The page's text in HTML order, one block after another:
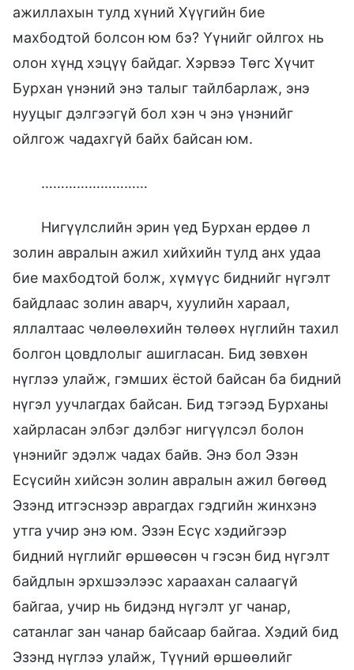
ажиллахын тулд хүний Хүүгийн бие
махбодтой болсон юм бэ? Үүнийг ойлгох нь
олон хүнд хэцүү байдаг. Хэрвээ Төгс Хүчит
Бурхан үнэний энэ талыг тайлбарлаж, энэ
нууцыг дэлгээгүй бол хэн ч энэ үнэнийг
ойлгож чадахгүй байх байсан юм.
………………………
Нигүүлслийн эрин үед Бурхан ердөө л
золин авралын ажил хийхийн тулд анх удаа
бие махбодтой болж, хүмүүс биднийг нүгэлт
байдлаас золин аварч, хуулийн хараал,
яллалтаас чөлөөлөхийн төлөөх нүглийн тахил
болгон цовдлолыг ашигласан. Бид зөвхөн
нүглээ улайж, гэмших ёстой байсан ба бидний
нүгэл уучлагдах байсан. Бид тэгээд Бурханы
хайрласан элбэг дэлбэг нигүүлсэл болон
үнэнийг эдэлж чадах байв. Энэ бол Эзэн
Есүсийн хийсэн золин авралын ажил бөгөөд
Эзэнд итгэснээр аврагдах гэдгийн жинхэнэ
утга учир энэ юм. Эзэн Есүс хэдийгээр
бидний нүглийг өршөөсөн ч гэсэн бид нүгэлт
байдлын эрхшээлээс хараахан салаагүй
байгаа, учир нь бидэнд нүгэлт уг чанар,
сатанлаг зан чанар байсаар байгаа. Хэдий бид
Эзэнд нүглээ улайж, Түүний өршөөлийг